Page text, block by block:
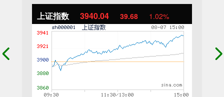
上证指数 3940.04 39.68 1.02%